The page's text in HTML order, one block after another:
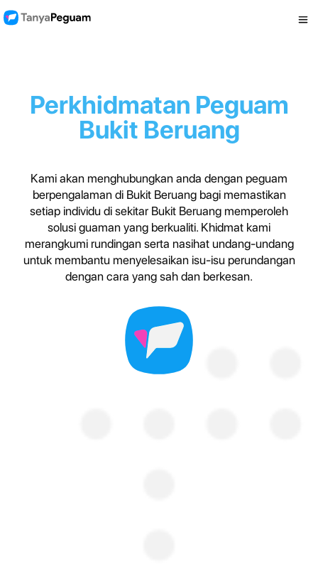
Perkhidmatan Peguam
Bukit Beruang
Kami akan menghubungkan anda dengan peguam
berpengalaman di Bukit Beruang bagi memastikan
setiap individu di sekitar Bukit Beruang memperoleh
solusi guaman yang berkualiti. Khidmat kami
merangkumi rundingan serta nasihat undang-undang
untuk membantu menyelesaikan isu-isu perundangan
dengan cara yang sah dan berkesan.